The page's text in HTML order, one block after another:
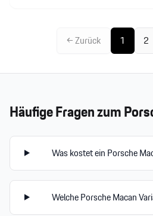
← Zurück 1 2
Häufige Fragen zum
Was kostet ein Porsche
Welche Porsche Macan